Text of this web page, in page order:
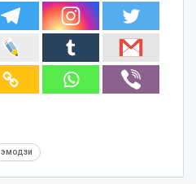
эмодзи